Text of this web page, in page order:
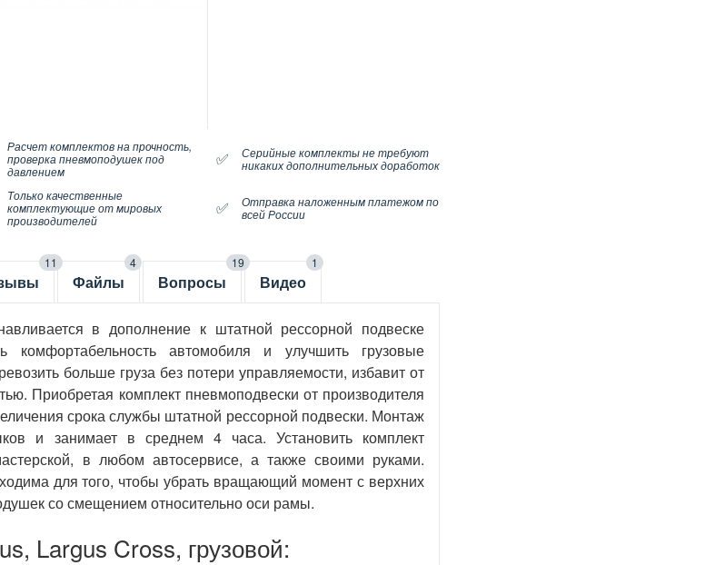
Расчет комплектов на прочность,
проверка пневмоподушек под
давлением
✅
Серийные комплекты не требуют
никаких дополнительных доработок
Только качественные
комплектующие от мировых
производителей
✅
Отправка наложенным платежом по
всей России
11
Файлы
4
Вопросы
19
Видео
1
в дополнение к штатной рессорной подвеске
комфортабельность автомобиля и улучшить грузовые
больше груза без потери управляемости, избавит от
Приобретая комплект пневмоподвески от производителя
срока службы штатной рессорной подвески. Монтаж
и занимает в среднем 4 часа. Установить комплект
в любом автосервисе, а также своими руками.
для того, чтобы убрать вращающий момент с верхних
со смещением относительно оси рамы.
Largus Cross, грузовой: